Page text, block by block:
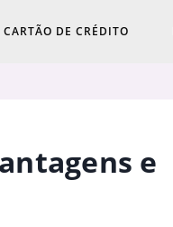
CARTÃO DE CRÉDITO
e